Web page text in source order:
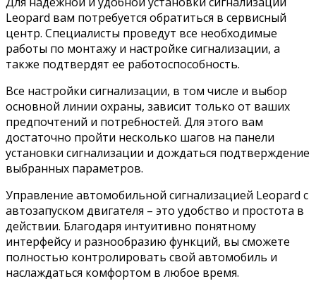
Leopard вам потребуется обратиться в сервисный
центр. Специалисты проведут все необходимые
работы по монтажу и настройке сигнализации, а
также подтвердят ее работоспособность.
Все настройки сигнализации, в том числе и выбор
основной линии охраны, зависит только от ваших
предпочтений и потребностей. Для этого вам
достаточно пройти несколько шагов на панели
установки сигнализации и дождаться подтверждение
выбранных параметров.
Управление автомобильной сигнализацией Leopard с
автозапуском двигателя – это удобство и простота в
действии. Благодаря интуитивно понятному
интерфейсу и разнообразию функций, вы сможете
полностью контролировать свой автомобиль и
наслаждаться комфортом в любое время.